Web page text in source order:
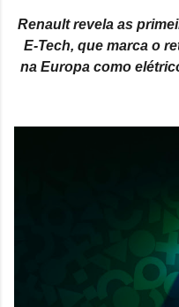
Renault revela as
E-Tech, que marca o
na Europa como